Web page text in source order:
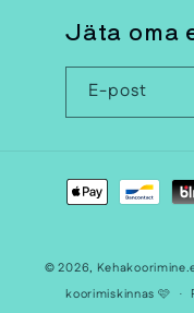
Jäta oma
E-post
Makseviisid
© 2026,
koorimiskinnas 🩷